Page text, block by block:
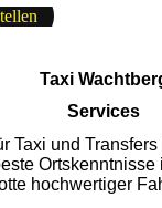
Taxi
Services
Taxi und
hochwertiger